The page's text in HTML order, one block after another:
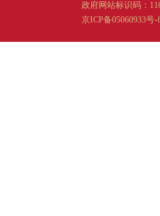
政府网站标识码：
京ICP备05060933号-